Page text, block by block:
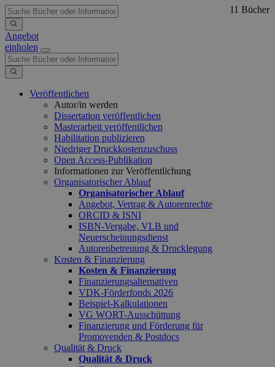
Angebot
einholen
Veröffentlichen
Autor/in werden
Dissertation veröffentlichen
Masterarbeit veröffentlichen
Habilitation publizieren
Niedriger Druckkostenzuschuss
Open Access-Publikation
Informationen zur Veröffentlichung
Organisatorischer Ablauf
Organisatorischer Ablauf
Angebot, Vertrag & Autorenrechte
ORCID & ISNI
ISBN-Vergabe, VLB und
Neuerscheinungsdienst
Autorenbetreuung & Drucklegung
Kosten & Finanzierung
Kosten & Finanzierung
Finanzierungsalternativen
VDK-Förderfonds 2026
Beispiel-Kalkulationen
VG WORT-Ausschüttung
Finanzierung und Förderung für
Promovenden & Postdocs
Qualität & Druck
Qualität & Druck
11 Bücher